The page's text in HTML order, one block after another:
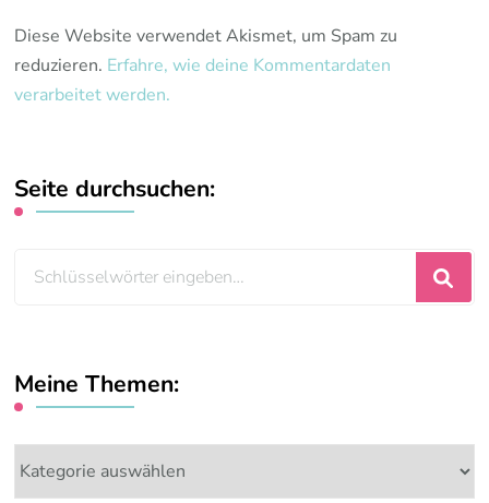
Diese Website verwendet Akismet, um Spam zu
reduzieren. Erfahre, wie deine Kommentardaten
verarbeitet werden.
Seite durchsuchen:
Meine Themen:
Themen: